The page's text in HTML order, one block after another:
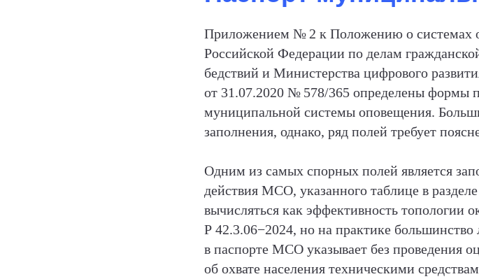
Приложением № 2 к Положению о системах
Российской Федерации по делам
бедствий и Министерства цифрового
от 31.07.2020 № 578/365 определены формы
муниципальной системы оповещения.
заполнения, однако, ряд полей требует
Одним из самых спорных полей является
действия МСО, указанного таблице в
вычисляться как эффективность топологии
Р 42.3.06−2024, но на практике
в паспорте МСО указывает без проведения
об охвате населения техническими